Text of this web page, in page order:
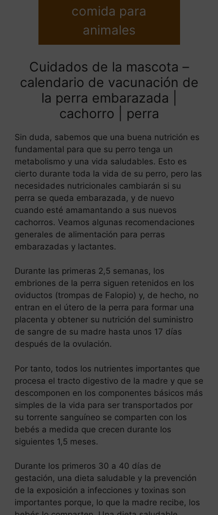
comida para
animales
Cuidados de la mascota –
calendario de vacunación de
la perra embarazada |
cachorro | perra
Sin duda, sabemos que una buena nutrición es
fundamental para que su perro tenga un
metabolismo y una vida saludables. Esto es
cierto durante toda la vida de su perro, pero las
necesidades nutricionales cambiarán si su
perra se queda embarazada, y de nuevo
cuando esté amamantando a sus nuevos
cachorros. Veamos algunas recomendaciones
generales de alimentación para perras
embarazadas y lactantes.
Durante las primeras 2,5 semanas, los
embriones de la perra siguen retenidos en los
oviductos (trompas de Falopio) y, de hecho, no
entran en el útero de la perra para formar una
placenta y obtener su nutrición del suministro
de sangre de su madre hasta unos 17 días
después de la ovulación.
Por tanto, todos los nutrientes importantes que
procesa el tracto digestivo de la madre y que se
descomponen en los componentes básicos más
simples de la vida para ser transportados por
su torrente sanguíneo se comparten con los
bebés a medida que crecen durante los
siguientes 1,5 meses.
Durante los primeros 30 a 40 días de
gestación, una dieta saludable y la prevención
de la exposición a infecciones y toxinas son
importantes porque, lo que la madre recibe, los